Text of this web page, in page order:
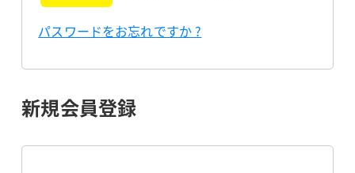
パスワードをお忘れですか ?
新規会員登録